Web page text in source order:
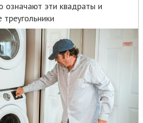
означают эти квадраты и